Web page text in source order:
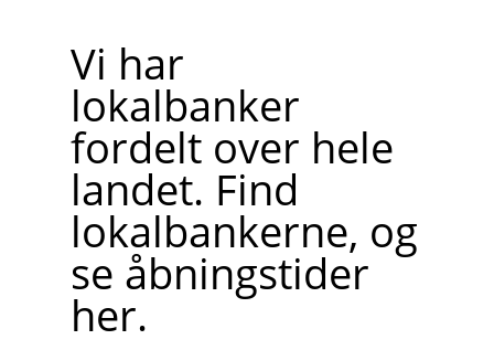
Vi har
lokalbanker
fordelt over hele
landet. Find
lokalbankerne, og
se åbningstider
her.